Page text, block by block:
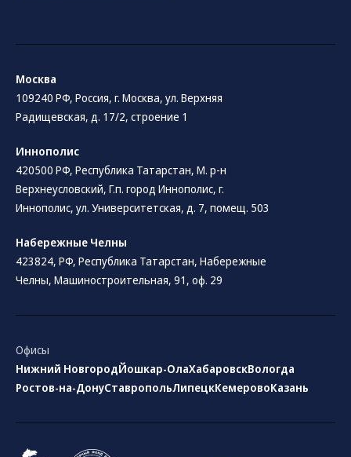
Москва
109240 РФ, Россия, г. Москва, ул. Верхняя
Радищевская, д. 17/2, строение 1
Иннополис
420500 РФ, Республика Татарстан, М. р-н
Верхнеусловский, Г.п. город Иннополис, г.
Иннополис, ул. Университетская, д. 7, помещ. 503
Набережные Челны
423824, РФ, Республика Татарстан​, Набережные
Челны, Машиностроительная, 91, оф. 29
Офисы
Нижний НовгородЙошкар-ОлаХабаровскВологда
Ростов-на-ДонуСтавропольЛипецкКемеровоКазань